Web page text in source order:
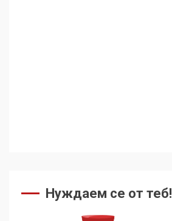
Нуждаем се от теб!